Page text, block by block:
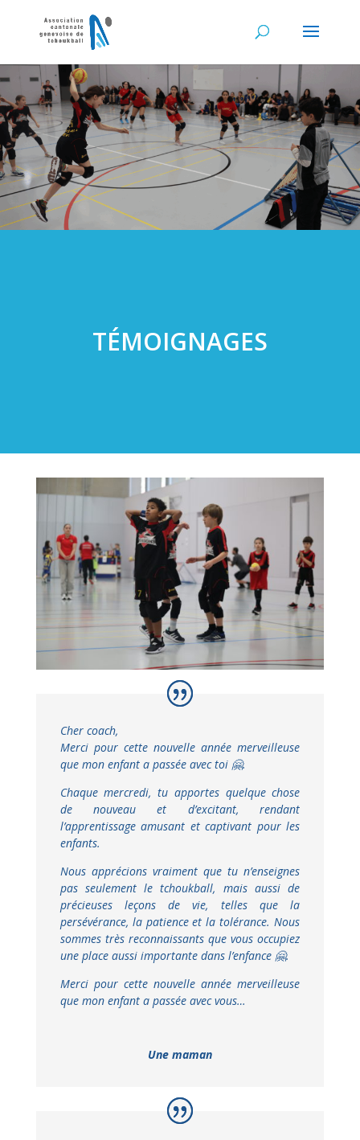
TÉMOIGNAGES
Cher coach,
Merci pour cette nouvelle année merveilleuse
que mon enfant a passée avec toi 🤗.
Chaque mercredi, tu apportes quelque chose
de nouveau et d’excitant, rendant
l’apprentissage amusant et captivant pour les
enfants.
Nous apprécions vraiment que tu n’enseignes
pas seulement le tchoukball, mais aussi de
précieuses leçons de vie, telles que la
persévérance, la patience et la tolérance. Nous
sommes très reconnaissants que vous occupiez
une place aussi importante dans l’enfance 🤗.
Merci pour cette nouvelle année merveilleuse
que mon enfant a passée avec vous…
Une maman